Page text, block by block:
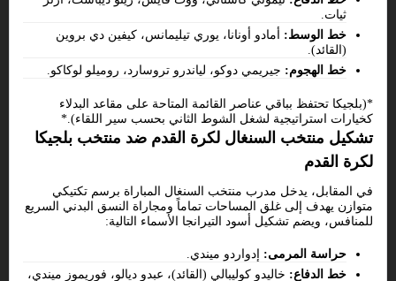
ثيات.
خط الوسط: أمادو أونانا، يوري تيليمانس، كيفين دي بروين
(القائد).
خط الهجوم: جيريمي دوكو، لياندرو تروسارد، روميلو لوكاكو.
*(بلجيكا تحتفظ بباقي عناصر القائمة المتاحة على مقاعد البدلاء
كخيارات استراتيجية لشغل الشوط الثاني بحسب سير اللقاء).*
تشكيل منتخب السنغال لكرة القدم ضد منتخب بلجيكا
لكرة القدم
في المقابل، يدخل مدرب منتخب السنغال المباراة برسم تكتيكي
متوازن يهدف إلى غلق المساحات تماماً ومجاراة النسق البدني السريع
للمنافس، ويضم تشكيل أسود التيرانجا الأسماء التالية:
حراسة المرمى: إدواردو ميندي.
خط الدفاع: خاليدو كوليبالي (القائد)، عبدو ديالو، فوريموز ميندي،